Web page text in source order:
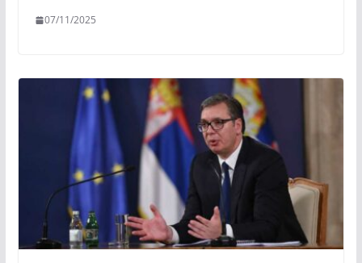
07/11/2025